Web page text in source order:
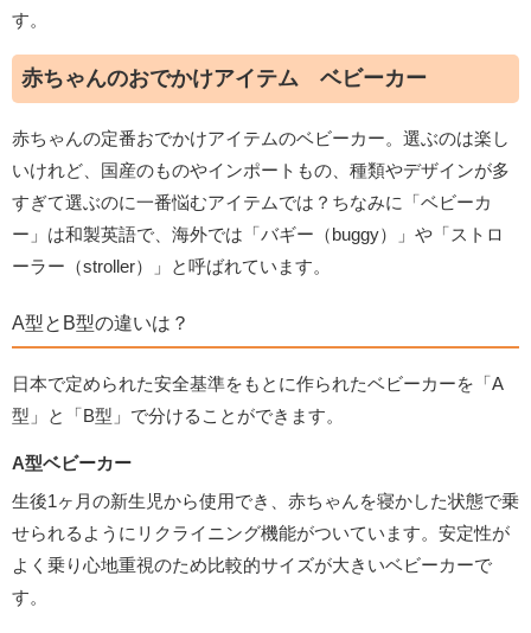
す。
赤ちゃんのおでかけアイテム ベビーカー
赤ちゃんの定番おでかけアイテムのベビーカー。選ぶのは楽し
いけれど、国産のものやインポートもの、種類やデザインが多
すぎて選ぶのに一番悩むアイテムでは？ちなみに「ベビーカ
ー」は和製英語で、海外では「バギー（buggy）」や「ストロ
ーラー（stroller）」と呼ばれています。
A型とB型の違いは？
日本で定められた安全基準をもとに作られたベビーカーを「A
型」と「B型」で分けることができます。
A型ベビーカー
生後1ヶ月の新生児から使用でき、赤ちゃんを寝かした状態で乗
せられるようにリクライニング機能がついています。安定性が
よく乗り心地重視のため比較的サイズが大きいベビーカーで
す。